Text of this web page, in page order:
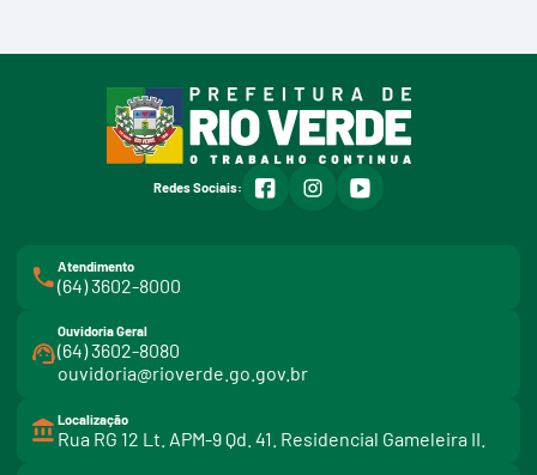
Redes Sociais: facebookinstagramyoutube
Atendimento
(64) 3602-8000
Ouvidoria Geral
(64) 3602-8080
ouvidoria@rioverde.go.gov.br
Localização
Rua RG 12 Lt. APM-9 Qd. 41. Residencial Gameleira II.